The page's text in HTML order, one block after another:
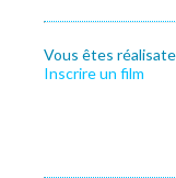
Vous êtes
Inscrire un film